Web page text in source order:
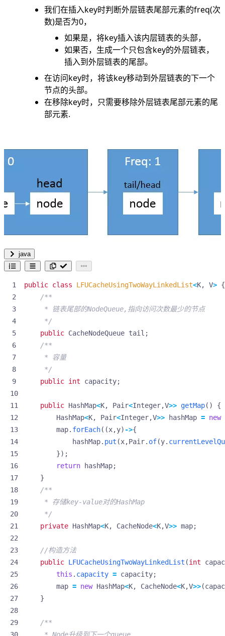
我们在插入key时判断外层链表尾部元素的freq(次
数)是否为0，
如果是，将key插入该内层链表的头部，
如果否，生成一个只包含key的外层链表，
插入到外层链表的尾部。
在访问key时，将该key移动到外层链表的下一个
节点的头部。
在移除key时，只需要移除外层链表尾部元素的尾
部元素.
java
public class LFUCacheUsingTwoWayLinkedList<K, V> {
     */
public CacheNodeQueue tail ;
     */
public int capacity;
public HashMap<K, Pair<Integer,V>> getMap()
{
HashMap<K, Pair<Integer,V>> hashMap = new
map. forEach((x,y) ->{
hashMap. put (x,Pair. of(y.
});
return
hashMap;
}
     */
private HashMap<K, CacheNode<K,V>> map;
//构造方法
public LFUCacheUsingTwoWayLinkedList (int
this . capacity = capacity;
map = new HashMap<K, CacheNode<K,V>>(
}